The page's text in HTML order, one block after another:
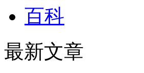
百科
最新文章